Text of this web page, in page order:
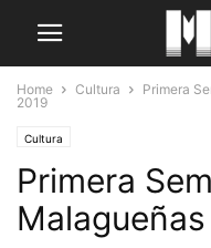
Home Cultura
Primera
2019
Cultura
Primera